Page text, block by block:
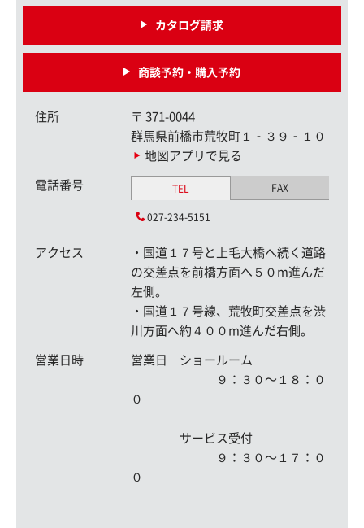
カタログ請求
商談予約・購入予約
住所 〒 371-0044
群馬県前橋市荒牧町１‐３９‐１０
地図アプリで見る
電話番号 TEL FAX
027-234-5151
アクセス
・国道１７号と上毛大橋へ続く道路
の交差点を前橋方面へ５０m進んだ
左側。
・国道１７号線、荒牧町交差点を渋
川方面へ約４００m進んだ右側。
営業日時
営業日 ショールーム
９：３０〜１８：０
０
サービス受付
９：３０〜１７：０
０